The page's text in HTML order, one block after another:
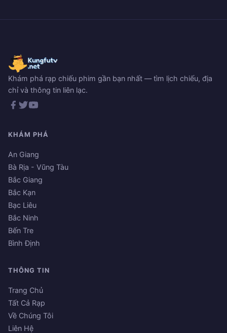
Khám phá rạp chiếu phim gần bạn nhất — tìm lịch chiếu, địa
chỉ và thông tin liên lạc.
KHÁM PHÁ
An Giang
Bà Rịa - Vũng Tàu
Bắc Giang
Bắc Kạn
Bạc Liêu
Bắc Ninh
Bến Tre
Bình Định
THÔNG TIN
Trang Chủ
Tất Cả Rạp
Về Chúng Tôi
Liên Hệ